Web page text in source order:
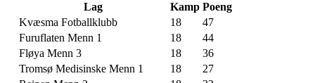
Lag
Kamp Poeng
Kvæsma Fotballklubb
18
47
Furuflaten Menn 1
18
44
Fløya Menn 3
18
36
Tromsø Medisinske Menn 1
18
27